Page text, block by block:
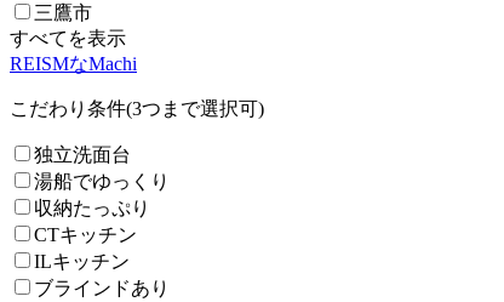
三鷹市
すべてを表示
REISMなMachi
こだわり条件(3つまで選択可)
独立洗面台
湯船でゆっくり
収納たっぷり
CTキッチン
ILキッチン
ブラインドあり